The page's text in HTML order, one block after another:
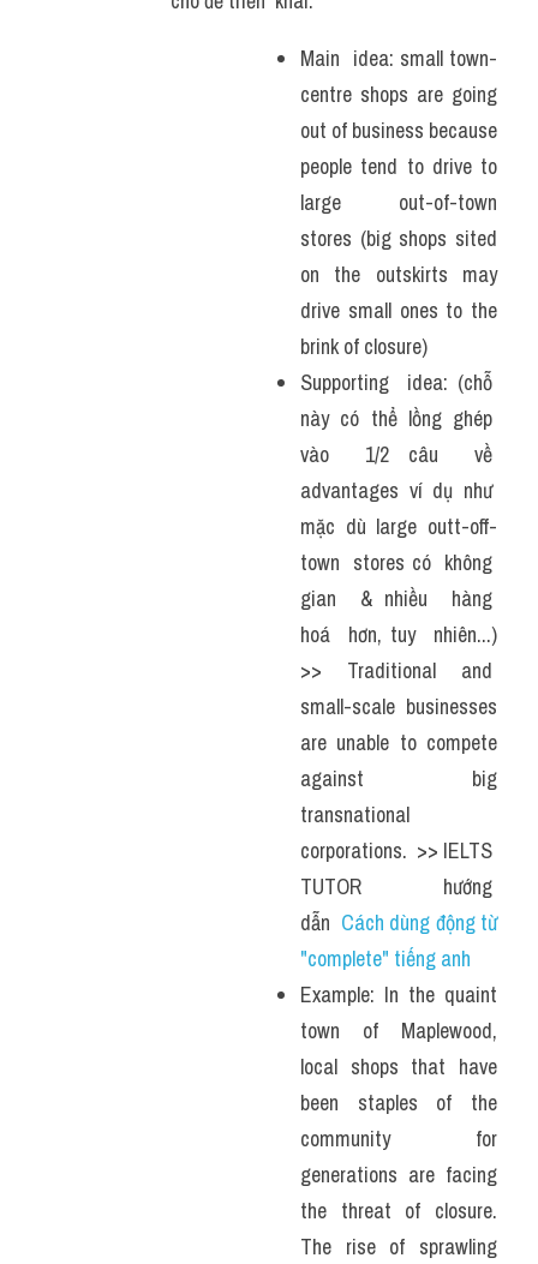
Main  idea: small town-
centre shops are going
out of business because
people tend to drive to
large out-of-town
stores (big shops sited
on the outskirts may
drive small ones to the
brink of closure)
Supporting  idea: (chỗ
này  có  thể  lồng  ghép
vào  1/2 câu  về
advantages  ví  dụ  như
mặc  dù  large  outt-off-
town  stores có  không
gian  & nhiều  hàng
hoá  hơn, tuy  nhiên...)
>> Traditional and
small-scale businesses
are unable to compete
against big
transnational
corporations.  >> IELTS
TUTOR  hướng
dẫn Cách dùng động từ
"complete" tiếng anh
Example: In the quaint
town of Maplewood,
local shops that have
been staples of the
community for
generations are facing
the threat of closure.
The rise of sprawling